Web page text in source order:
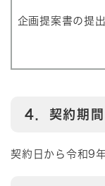
企画提案書の提出
4．契約期間
契約日から令和9